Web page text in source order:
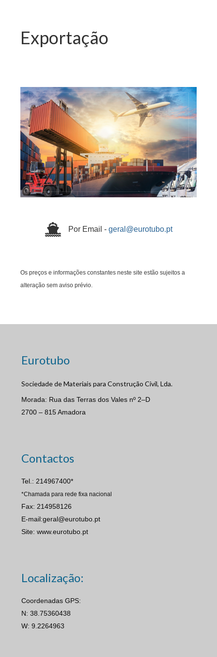
Exportação
Por Email - geral@eurotubo.pt
Os preços e informações constantes neste site estão sujeitos a
alteração sem aviso prévio.
Eurotubo
Sociedade de Materiais para Construção Civil, Lda.
Morada: Rua das Terras dos Vales nº 2–D
2700 – 815 Amadora
Contactos
Tel.: 214967400*
*Chamada para rede fixa nacional
Fax: 214958126
E-mail:geral@eurotubo.pt
Site: www.eurotubo.pt
Localização:
Coordenadas GPS:
N: 38.75360438
W: 9.2264963